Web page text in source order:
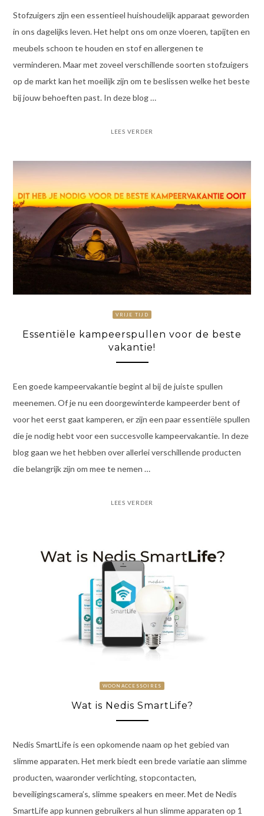
Stofzuigers zijn een essentieel huishoudelijk apparaat geworden
in ons dagelijks leven. Het helpt ons om onze vloeren, tapijten en
meubels schoon te houden en stof en allergenen te
verminderen. Maar met zoveel verschillende soorten stofzuigers
op de markt kan het moeilijk zijn om te beslissen welke het beste
bij jouw behoeften past. In deze blog …
LEES VERDER
VRIJE TIJD
Essentiële kampeerspullen voor de beste
vakantie!
Een goede kampeervakantie begint al bij de juiste spullen
meenemen. Of je nu een doorgewinterde kampeerder bent of
voor het eerst gaat kamperen, er zijn een paar essentiële spullen
die je nodig hebt voor een succesvolle kampeervakantie. In deze
blog gaan we het hebben over allerlei verschillende producten
die belangrijk zijn om mee te nemen …
LEES VERDER
WOONACCESSOIRES
Wat is Nedis SmartLife?
Nedis SmartLife is een opkomende naam op het gebied van
slimme apparaten. Het merk biedt een brede variatie aan slimme
producten, waaronder verlichting, stopcontacten,
beveiligingscamera’s, slimme speakers en meer. Met de Nedis
SmartLife app kunnen gebruikers al hun slimme apparaten op 1